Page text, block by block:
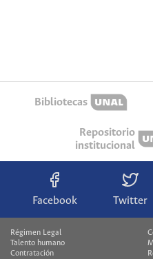
Bibliotecas
Repositorio
institucional
Facebook Twitter
Régimen Legal
Talento humano
Contratación